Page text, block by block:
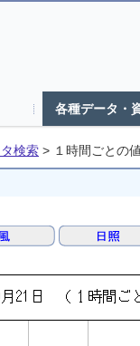
各種データ・
検索 > １時間ごとの